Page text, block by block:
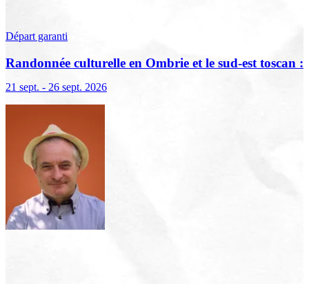
Départ garanti
Randonnée culturelle en Ombrie et le sud-est toscan :
21 sept. - 26 sept. 2026